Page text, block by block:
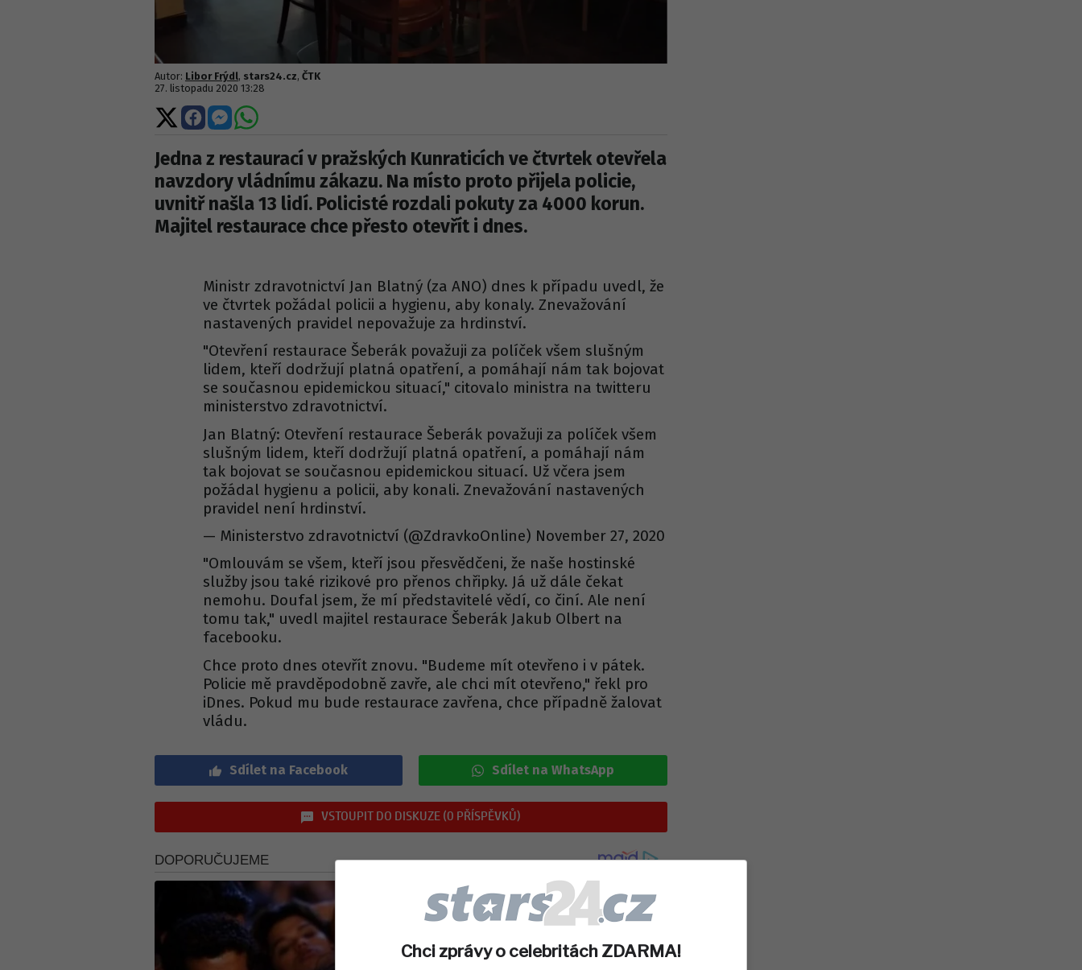
Autor: Libor Frýdl, stars24.cz, ČTK
27. listopadu 2020 13:28
Sdílet
na
Sdílet
na
Sdílet
na
Sdílet
Jedna z restaurací v pražských Kunraticích ve čtvrtek otevřela
navzdory vládnímu zákazu. Na místo proto přijela policie,
uvnitř našla 13 lidí. Policisté rozdali pokuty za 4000 korun.
Majitel restaurace chce přesto otevřít i dnes.
Ministr zdravotnictví Jan Blatný (za ANO) dnes k případu uvedl, že
ve čtvrtek požádal policii a hygienu, aby konaly. Znevažování
nastavených pravidel nepovažuje za hrdinství.
"Otevření restaurace Šeberák považuji za políček všem slušným
lidem, kteří dodržují platná opatření, a pomáhají nám tak bojovat
se současnou epidemickou situací," citovalo ministra na twitteru
ministerstvo zdravotnictví.
Jan Blatný: Otevření restaurace Šeberák považuji za políček všem
slušným lidem, kteří dodržují platná opatření, a pomáhají nám
tak bojovat se současnou epidemickou situací. Už včera jsem
požádal hygienu a policii, aby konali. Znevažování nastavených
pravidel není hrdinství.
— Ministerstvo zdravotnictví (@ZdravkoOnline) November 27, 2020
"Omlouvám se všem, kteří jsou přesvědčeni, že naše hostinské
služby jsou také rizikové pro přenos chřipky. Já už dále čekat
nemohu. Doufal jsem, že mí představitelé vědí, co činí. Ale není
tomu tak," uvedl majitel restaurace Šeberák Jakub Olbert na
facebooku.
Chce proto dnes otevřít znovu. "Budeme mít otevřeno i v pátek.
Policie mě pravděpodobně zavře, ale chci mít otevřeno," řekl pro
iDnes. Pokud mu bude restaurace zavřena, chce případně žalovat
vládu.
Sdílet na Facebook Sdílet na WhatsApp
VSTOUPIT DO DISKUZE (0 PŘÍSPĚVKŮ)
Chci zprávy o celebritách ZDARMA!